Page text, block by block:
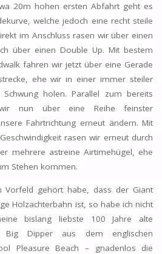
20m hohen ersten Abfahrt geht es
welche jedoch eine recht steile
im Anschluss rasen wir über einen
über einen Double Up. Mit bestem
fahren wir jetzt über eine Gerade
ehe wir in einer immer steiler
holen. Parallel zum bereits
nun über eine Reihe feinster
Fahrtrichtung erneut ändern. Mit
rasen wir erneut durch
mehrere astreine Airtimehügel, ehe
Stehen kommen.
Vorfeld gehört habe, dass der Giant
Holzachterbahn ist, so habe ich nicht
bislang liebste 100 Jahre alte
Big Dipper aus dem englischen
Pleasure Beach – gnadenlos die